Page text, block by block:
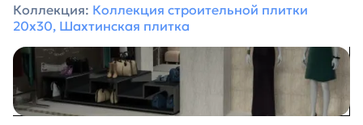
Коллекция: Коллекция строительной плитки
20х30, Шахтинская плитка